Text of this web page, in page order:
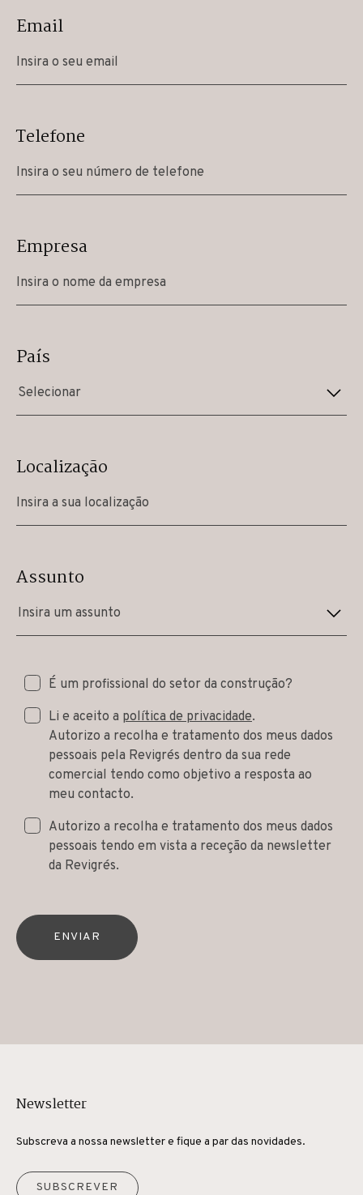
Email
Telefone
Empresa
País
Selecionar
Localização
Assunto
Insira um assunto
É um profissional do setor da construção?
Li e aceito a política de privacidade.
Autorizo a recolha e tratamento dos meus dados
pessoais pela Revigrés dentro da sua rede
comercial tendo como objetivo a resposta ao
meu contacto.
Autorizo a recolha e tratamento dos meus dados
pessoais tendo em vista a receção da newsletter
da Revigrés.
ENVIAR
Newsletter
Subscreva a nossa newsletter e fique a par das novidades.
SUBSCREVER